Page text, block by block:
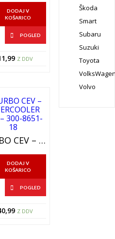
DODAJ V
KOŠARICO
POGLED
Z DDV
TURBO CEV – INTERCOOLER CEV – 300-8651-18
DODAJ V
KOŠARICO
POGLED
Z DDV
Škoda
Smart
Subaru
Suzuki
Toyota
Volvo